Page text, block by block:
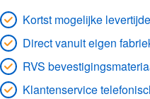
Kortst mogelijke
Direct vanuit eigen
RVS
Klantenservice